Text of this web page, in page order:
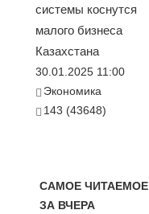
системы коснутся
малого бизнеса
Казахстана
30.01.2025 11:00
Экономика
143 (43648)
САМОЕ ЧИТАЕМОЕ
ЗА ВЧЕРА